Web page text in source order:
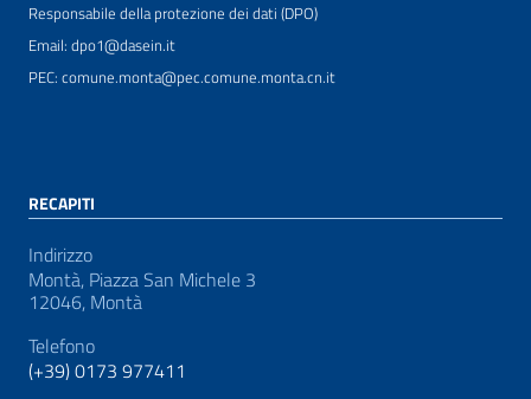
Responsabile della protezione dei dati (DPO)
Email: dpo1@dasein.it
PEC: comune.monta@pec.comune.monta.cn.it
RECAPITI
Indirizzo
Montà, Piazza San Michele 3
12046, Montà
Telefono
(+39) 0173 977411